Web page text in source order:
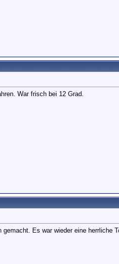
War frisch bei 12 Grad.
Es war wieder eine herrliche